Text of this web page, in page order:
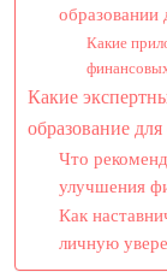
образовании
Какие
Какие
образование
Что
улучшения
Как
личную